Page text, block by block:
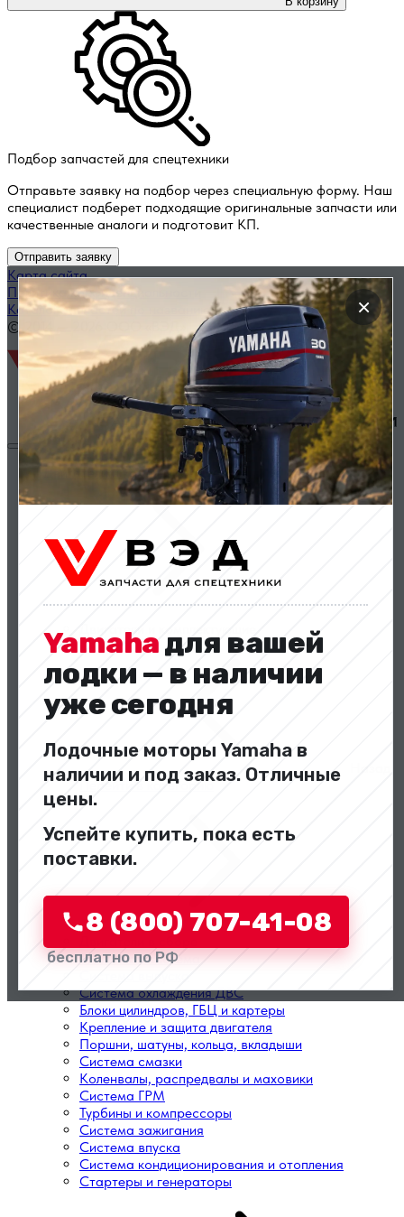
Подбор запчастей для спецтехники
Отправьте заявку на подбор через специальную форму. Наш
специалист подберет подходящие оригинальные запчасти или
качественные аналоги и подготовит КП.
Отправить заявку
×
Yamahaдля вашей
лодки — в наличии
уже сегодня
Лодочные моторы Yamaha в
наличии и под заказ. Отличные
цены.
Успейте купить, пока есть
поставки.
8 (800) 707-41-08
бесплатно по РФ
Карта сайта
Политика конфиденциальности
Каталог запчастей по названию
© 2014 — 2026 ООО «ВЭД»
Двигатели и комплектующие
Двигатели и комплектующие
Перейти в категорию
Топливная система
Система охлаждения ДВС
Блоки цилиндров, ГБЦ и картеры
Крепление и защита двигателя
Поршни, шатуны, кольца, вкладыши
Система смазки
Коленвалы, распредвалы и маховики
Система ГРМ
Турбины и компрессоры
Система зажигания
Система впуска
Система кондиционирования и отопления
Стартеры и генераторы